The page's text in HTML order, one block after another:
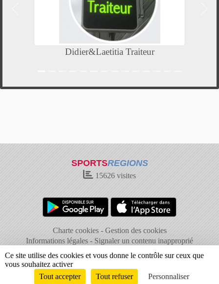
Didier&Laetitia Traiteur
SPORTSREGIONS
15626 visites
Charte cookies
Gestion des cookies
Informations légales
Signaler un contenu inapproprié
Envie de participer ? Connexion
Ce site utilise des cookies et vous donne le contrôle sur ceux que
vous souhaitez activer
Tout accepter
Tout refuser Personnaliser